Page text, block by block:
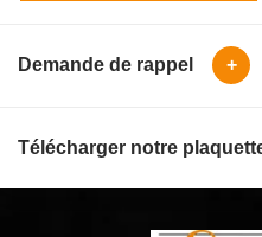
Demande de rappel +
Télécharger notre